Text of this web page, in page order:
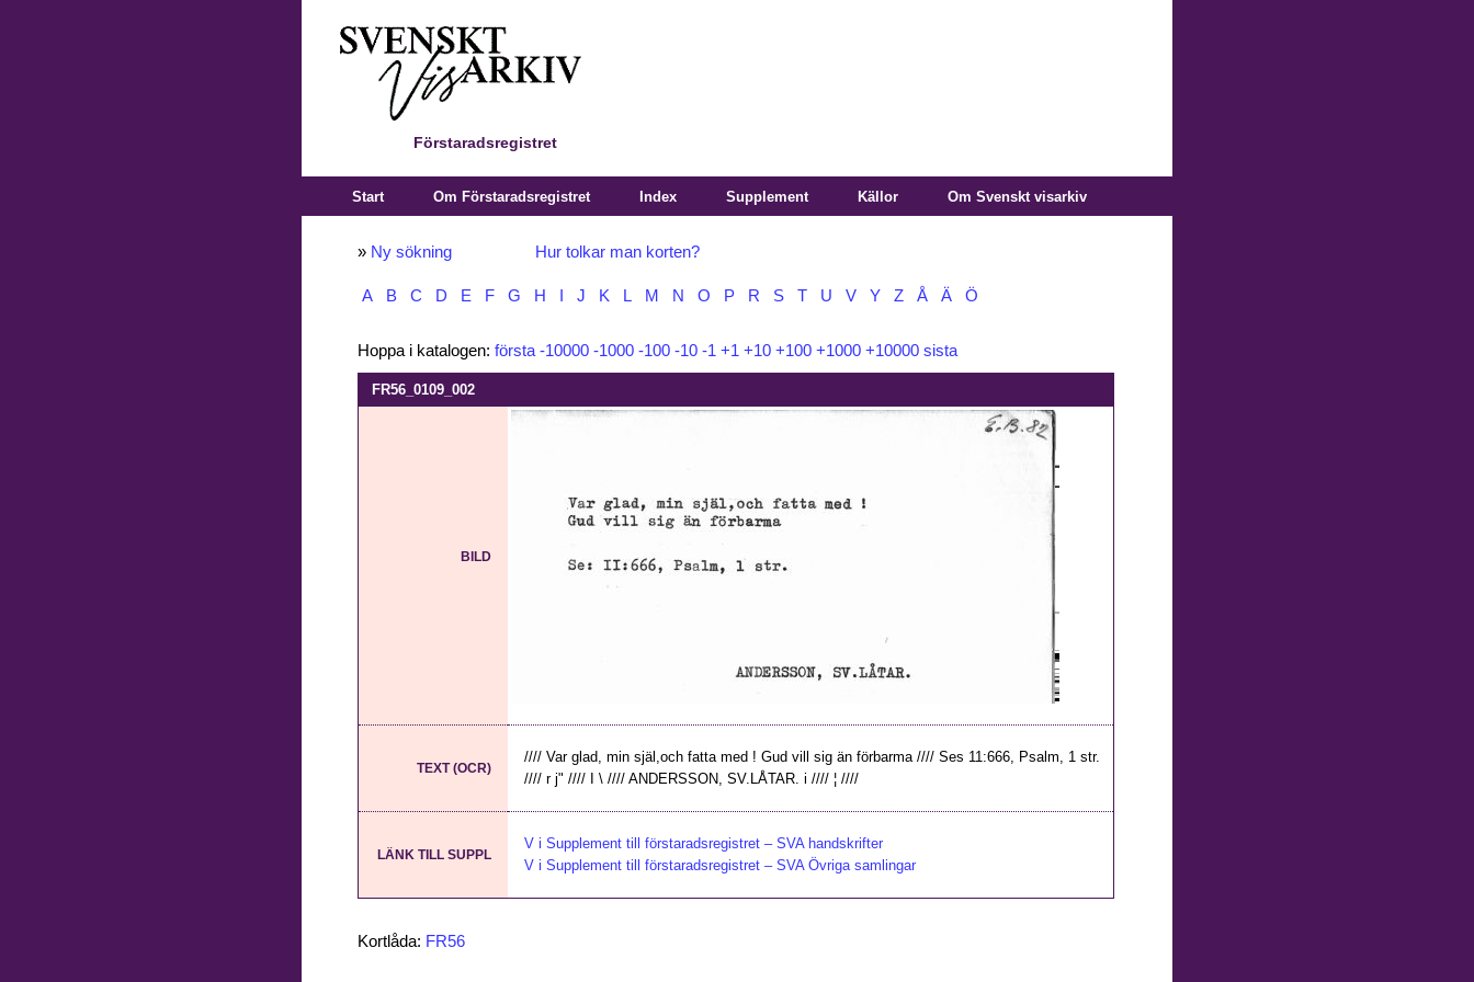
Förstaradsregistret
Start Om Förstaradsregistret Index Supplement Källor Om Svenskt visarkiv
» Ny sökning Hur tolkar man korten?
A B C D E F G H J K L M N O P R S T U V Y Z Å Ä Ö
Hoppa i katalogen: första -10000 -1000 -100 -10 -1 +1 +10 +100 +1000 +10000 sista
FR56_0109_002
BILD
TEXT (OCR)
//// Var glad, min själ,och fatta med ! Gud vill sig än förbarma //// Ses 11:666, Psalm, 1 str.
//// r j" //// I \ //// ANDERSSON, SV.LÅTAR. i //// ¦ ////
LÄNK TILL SUPPL
V i Supplement till förstaradsregistret – SVA handskrifter
V i Supplement till förstaradsregistret – SVA Övriga samlingar
Kortlåda: FR56